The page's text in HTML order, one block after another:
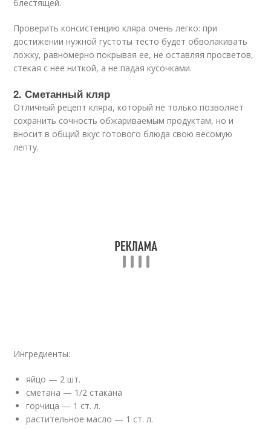
блестящей.
Проверить консистенцию кляра очень легко: при
достижении нужной густоты тесто будет обволакивать
ложку, равномерно покрывая ее, не оставляя просветов,
стекая с нее ниткой, а не падая кусочками.
2. Сметанный кляр
Отличный рецепт кляра, который не только позволяет
сохранить сочность обжариваемым продуктам, но и
вносит в общий вкус готового блюда свою весомую
лепту.
Ингредиенты:
яйцо — 2 шт.
сметана — 1/2 стакана
горчица — 1 ст. л.
растительное масло — 1 ст. л.